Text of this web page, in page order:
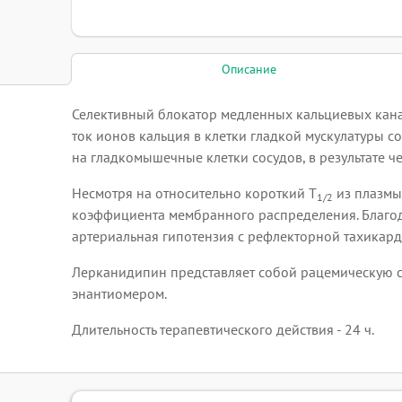
Описание
Селективный блокатор медленных кальциевых
ток ионов кальция в клетки гладкой
на гладкомышечные клетки сосудов, в результате
Несмотря на относительно короткий Т1/2 из
коэффициента мембранного распределения.
артериальная гипотензия с рефлекторной
Лерканидипин представляет собой рацемическую
энантиомером.
Длительность терапевтического действия - 24 ч.